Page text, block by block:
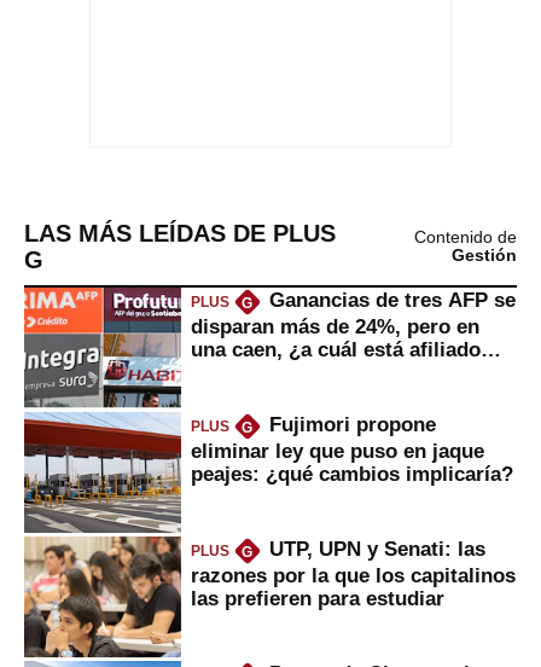
LAS MÁS LEÍDAS DE PLUS
G
Contenido de
Gestión
PLUS G
Ganancias de tres AFP se
disparan más de 24%, pero en
una caen, ¿a cuál está afiliado
PLUS G
Fujimori propone
eliminar ley que puso en jaque
peajes: ¿qué cambios implicaría?
PLUS G
UTP, UPN y Senati: las
razones por la que los capitalinos
las prefieren para estudiar